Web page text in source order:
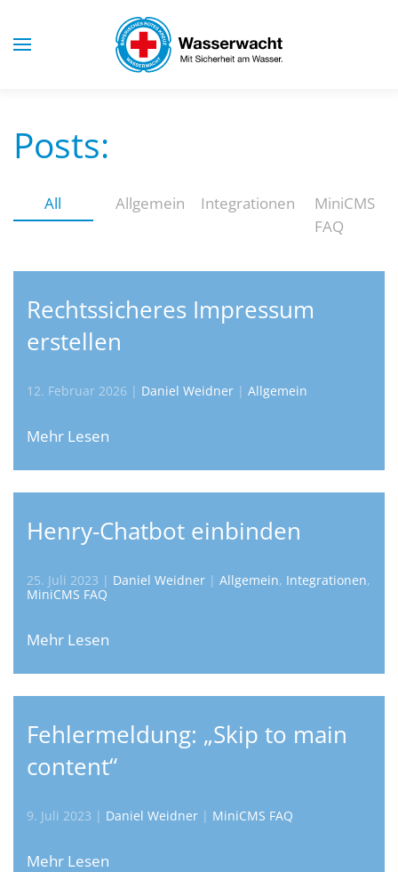
Skip to main content
Posts:
All Allgemein Integrationen
MiniCMS
FAQ
Rechtssicheres Impressum
erstellen
12. Februar 2026 | Daniel Weidner | Allgemein
Mehr Lesen
Henry-Chatbot einbinden
25. Juli 2023 | Daniel Weidner | Allgemein, Integrationen,
MiniCMS FAQ
Mehr Lesen
Fehlermeldung: „Skip to main
content“
9. Juli 2023 | Daniel Weidner | MiniCMS FAQ
Mehr Lesen